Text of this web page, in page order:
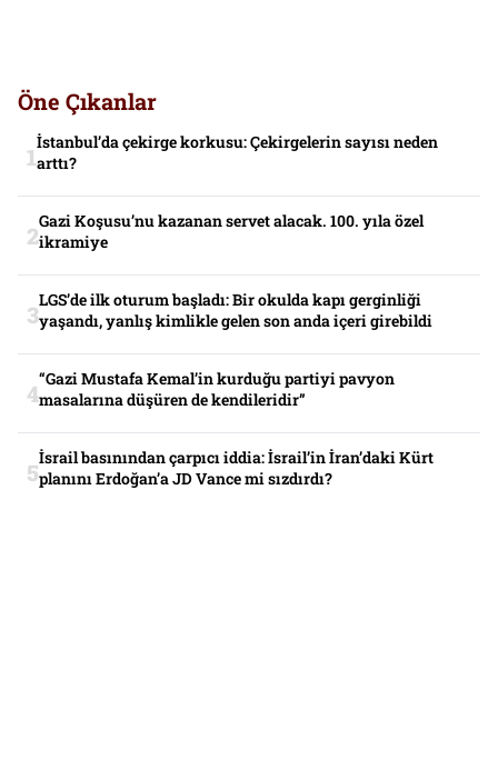
Öne Çıkanlar
İstanbul’da çekirge korkusu: Çekirgelerin sayısı neden
arttı?
Gazi Koşusu’nu kazanan servet alacak. 100. yıla özel
ikramiye
LGS’de ilk oturum başladı: Bir okulda kapı gerginliği
yaşandı, yanlış kimlikle gelen son anda içeri girebildi
“Gazi Mustafa Kemal’in kurduğu partiyi pavyon
masalarına düşüren de kendileridir”
İsrail basınından çarpıcı iddia: İsrail’in İran’daki Kürt
planını Erdoğan’a JD Vance mi sızdırdı?